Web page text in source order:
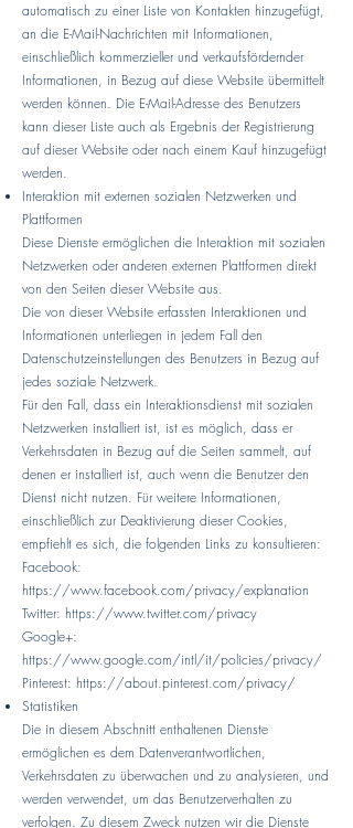
automatisch zu einer Liste von Kontakten hinzugefügt,
an die E-Mail-Nachrichten mit Informationen,
einschließlich kommerzieller und verkaufsfördernder
Informationen, in Bezug auf diese Website übermittelt
werden können. Die E-Mail-Adresse des Benutzers
kann dieser Liste auch als Ergebnis der Registrierung
auf dieser Website oder nach einem Kauf hinzugefügt
werden.
Interaktion mit externen sozialen Netzwerken und
Plattformen
Diese Dienste ermöglichen die Interaktion mit sozialen
Netzwerken oder anderen externen Plattformen direkt
von den Seiten dieser Website aus.
Die von dieser Website erfassten Interaktionen und
Informationen unterliegen in jedem Fall den
Datenschutzeinstellungen des Benutzers in Bezug auf
jedes soziale Netzwerk.
Für den Fall, dass ein Interaktionsdienst mit sozialen
Netzwerken installiert ist, ist es möglich, dass er
Verkehrsdaten in Bezug auf die Seiten sammelt, auf
denen er installiert ist, auch wenn die Benutzer den
Dienst nicht nutzen. Für weitere Informationen,
einschließlich zur Deaktivierung dieser Cookies,
empfiehlt es sich, die folgenden Links zu konsultieren:
Facebook:
https://www.facebook.com/privacy/explanation
Twitter: https://www.twitter.com/privacy
Google+:
https://www.google.com/intl/it/policies/privacy/
Pinterest: https://about.pinterest.com/privacy/
Statistiken
Die in diesem Abschnitt enthaltenen Dienste
ermöglichen es dem Datenverantwortlichen,
Verkehrsdaten zu überwachen und zu analysieren, und
werden verwendet, um das Benutzerverhalten zu
verfolgen. Zu diesem Zweck nutzen wir die Dienste